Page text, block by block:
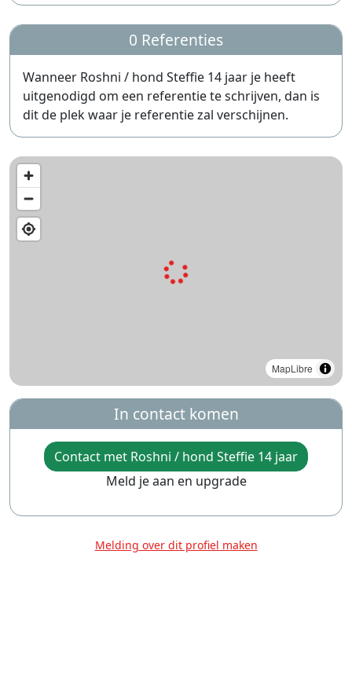
0 Referenties
Wanneer Roshni / hond Steffie 14 jaar je heeft
uitgenodigd om een referentie te schrijven, dan is
dit de plek waar je referentie zal verschijnen.
MapLibre
In contact komen
Contact met Roshni / hond Steffie 14 jaar
Meld je aan en upgrade
Melding over dit profiel maken